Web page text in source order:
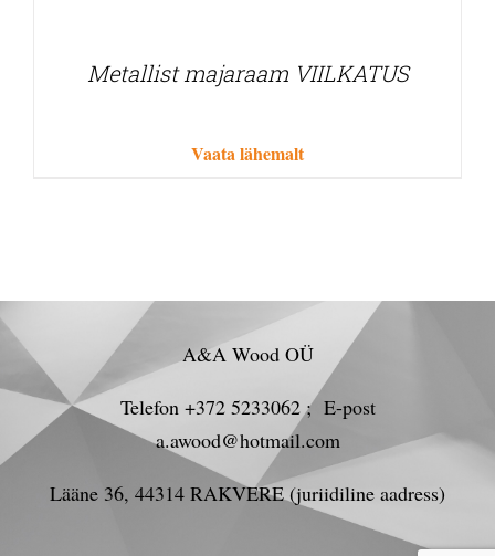
Metallist majaraam VIILKATUS
Vaata lähemalt
A&A Wood OÜ
Telefon +372 5233062 ; E-post
a.awood@hotmail.com
Lääne 36, 44314 RAKVERE (juriidiline aadress)